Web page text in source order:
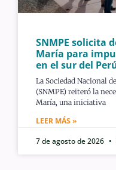
SNMPE solicita
María para
en el sur del
La Sociedad Nacional
(SNMPE) reiteró la
María, una iniciativa
LEER MÁS »
7 de agosto de 2026